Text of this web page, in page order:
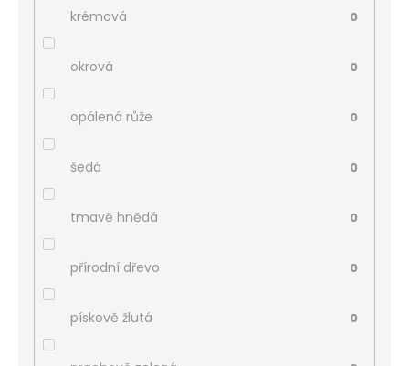
krémová 0
okrová 0
opálená růže 0
šedá 0
tmavě hnědá 0
přírodní dřevo 0
pískově žlutá 0